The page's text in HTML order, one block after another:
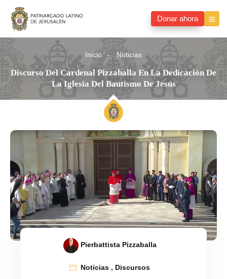
Donar ahora
Inicio Noticias
Discurso Del Cardenal Pizzaballa En La Dedicación De
La Iglesia Del Bautismo De Jesús
Pierbattista Pizzaballa
Noticias, Discursos